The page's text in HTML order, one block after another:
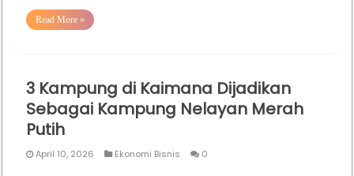
Read More »
3 Kampung di Kaimana Dijadikan
Sebagai Kampung Nelayan Merah
Putih
April 10, 2026 Ekonomi Bisnis 0